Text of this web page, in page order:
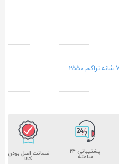
پشتیبانی ۲۴
ساعته ضمانت اصل بودن
کالا